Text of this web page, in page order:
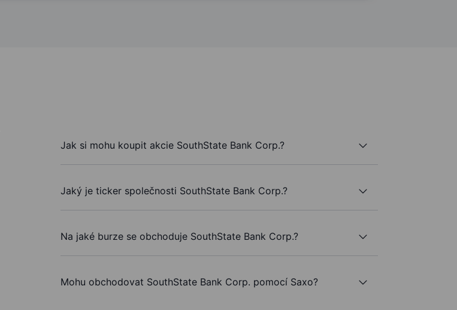
Jak si mohu koupit akcie SouthState Bank Corp.?
Jaký je ticker společnosti SouthState Bank Corp.?
Na jaké burze se obchoduje SouthState Bank Corp.?
Mohu obchodovat SouthState Bank Corp. pomocí Saxo?